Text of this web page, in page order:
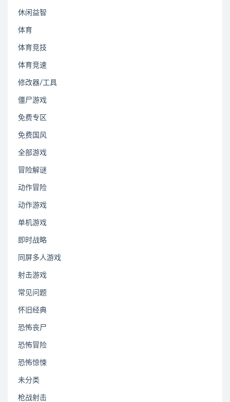
休闲益智
体育
体育竞技
体育竞速
修改器/工具
僵尸游戏
免费专区
免费国风
全部游戏
冒险解谜
动作冒险
动作游戏
单机游戏
即时战略
同屏多人游戏
射击游戏
常见问题
怀旧经典
恐怖丧尸
恐怖冒险
恐怖惊悚
未分类
枪战射击